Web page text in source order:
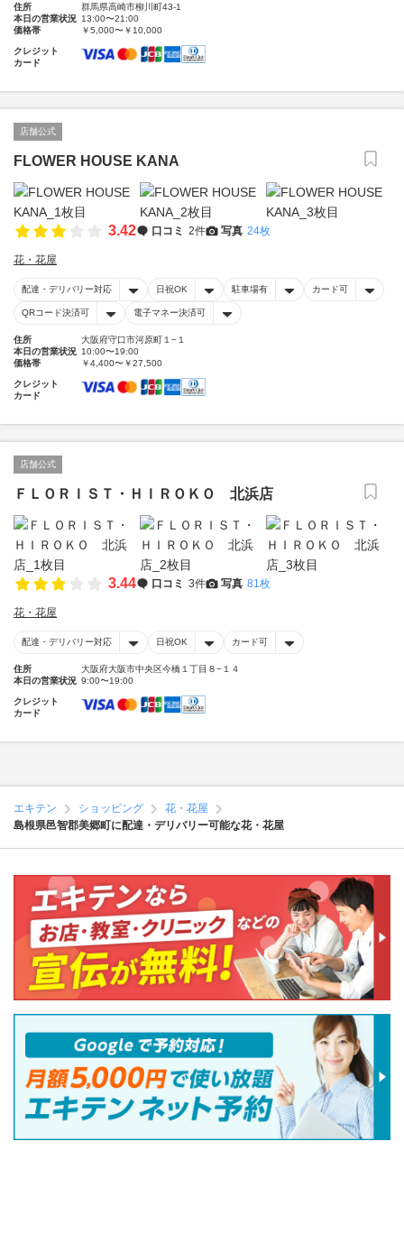
住所
群馬県高崎市柳川町43-1
本日の営業状況 13:00〜21:00
価格帯
￥5,000〜￥10,000
クレジット
カード
店舗公式
FLOWER HOUSE KANA
3.42 口コミ 2件 写真 24枚
花・花屋
配達・デリバリー対応 日祝OK 駐車場有 カード可
QRコード決済可 電子マネー決済可
住所
大阪府守口市河原町１−１
本日の営業状況 10:00〜19:00
価格帯
￥4,400〜￥27,500
クレジット
カード
店舗公式
ＦＬＯＲＩＳＴ・ＨＩＲＯＫＯ 北浜店
3.44 口コミ 3件 写真 81枚
花・花屋
配達・デリバリー対応 日祝OK カード可
住所
大阪府大阪市中央区今橋１丁目８−１４
本日の営業状況 9:00〜19:00
クレジット
カード
エキテン ショッピング
花・花屋
島根県邑智郡美郷町に配達・デリバリー可能な花・花屋